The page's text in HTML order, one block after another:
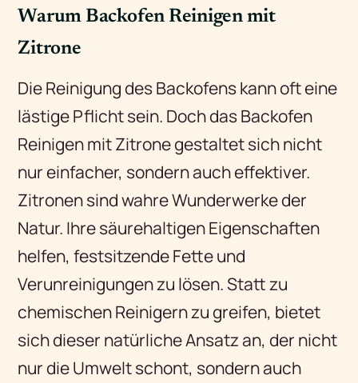
Warum Backofen Reinigen mit
Zitrone
Die Reinigung des Backofens kann oft eine
lästige Pflicht sein. Doch das Backofen
Reinigen mit Zitrone gestaltet sich nicht
nur einfacher, sondern auch effektiver.
Zitronen sind wahre Wunderwerke der
Natur. Ihre säurehaltigen Eigenschaften
helfen, festsitzende Fette und
Verunreinigungen zu lösen. Statt zu
chemischen Reinigern zu greifen, bietet
sich dieser natürliche Ansatz an, der nicht
nur die Umwelt schont, sondern auch